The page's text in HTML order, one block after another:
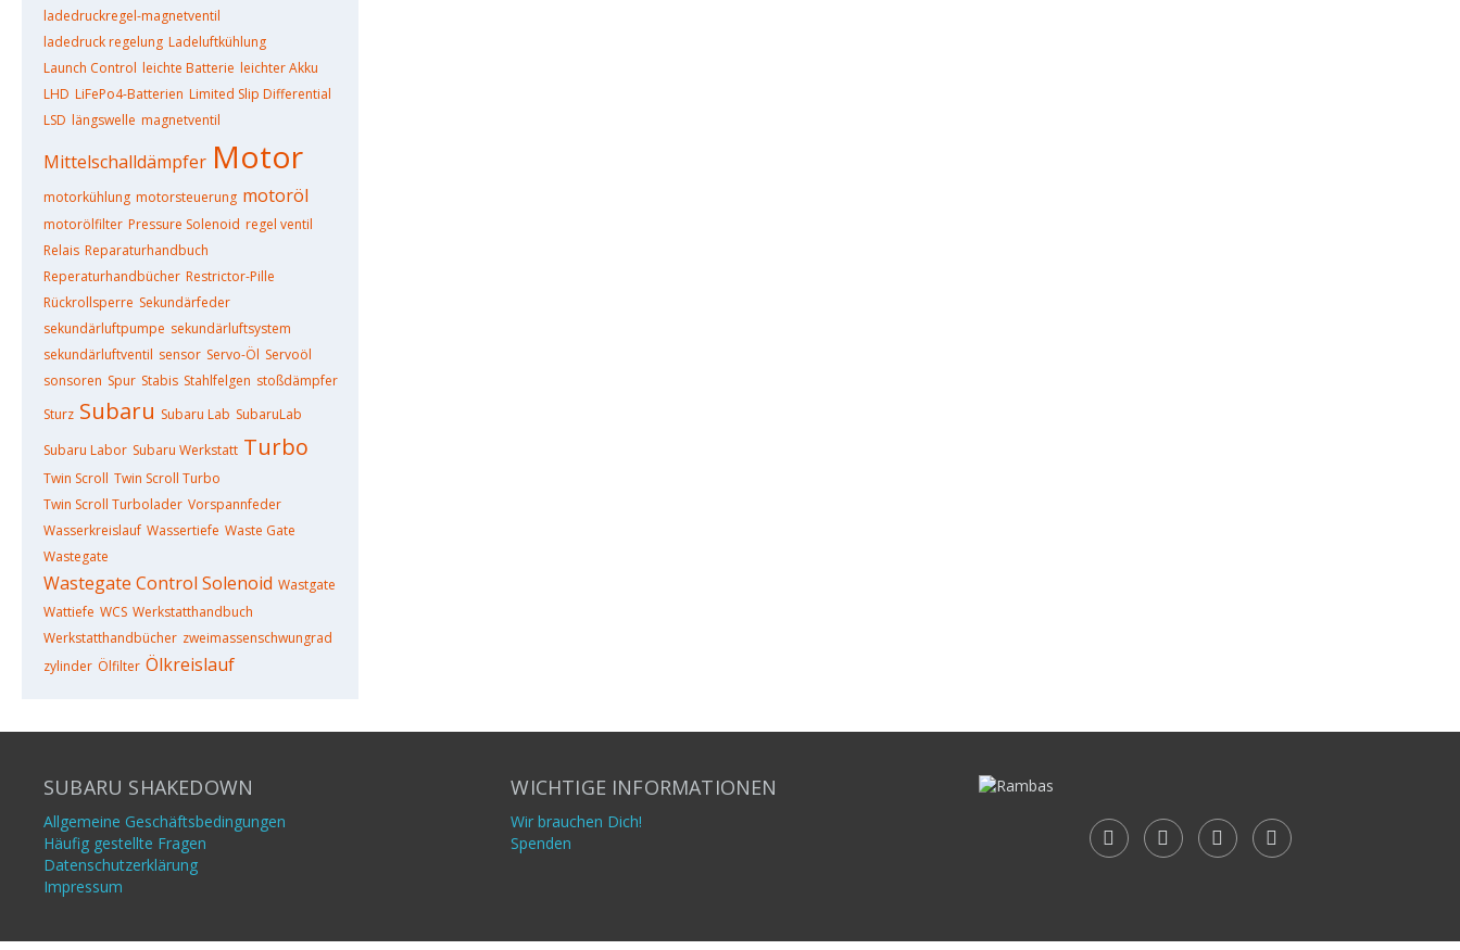
ladedruckregel-magnetventil
ladedruck regelung Ladeluftkühlung
Launch Control leichte Batterie leichter Akku
LHD LiFePo4-Batterien Limited Slip Differential
LSD längswelle magnetventil
Mittelschalldämpfer Motor
motorkühlung motorsteuerung motoröl
motorölfilter Pressure Solenoid regel ventil
Relais Reparaturhandbuch
Reperaturhandbücher Restrictor-Pille
Rückrollsperre Sekundärfeder
sekundärluftpumpe sekundärluftsystem
sekundärluftventil sensor Servo-Öl Servoöl
sonsoren Spur Stabis Stahlfelgen stoßdämpfer
Sturz Subaru Subaru Lab SubaruLab
Subaru Labor Subaru Werkstatt Turbo
Twin Scroll Twin Scroll Turbo
Twin Scroll Turbolader Vorspannfeder
Wasserkreislauf Wassertiefe Waste Gate
Wastegate
Wastegate Control Solenoid Wastgate
Wattiefe WCS Werkstatthandbuch
Werkstatthandbücher zweimassenschwungrad
zylinder Ölfilter Ölkreislauf
SUBARU SHAKEDOWN
Allgemeine Geschäftsbedingungen
Häufig gestellte Fragen
Datenschutzerklärung
Impressum
WICHTIGE INFORMATIONEN
Wir brauchen Dich!
Spenden